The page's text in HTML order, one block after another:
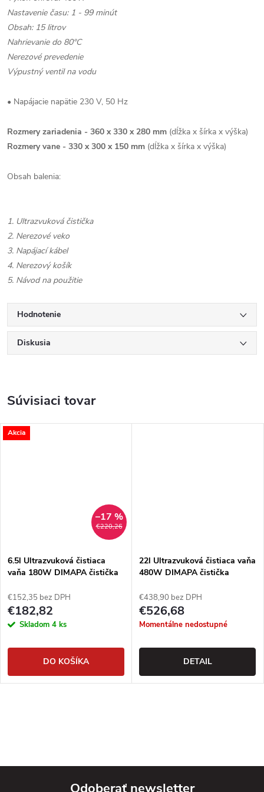
Nastavenie času: 1 - 99 minút
Obsah: 15 litrov
Nahrievanie do 80°C
Nerezové prevedenie
Výpustný ventil na vodu
• Napájacie napätie 230 V, 50 Hz
Rozmery zariadenia - 360 x 330 x 280 mm (dĺžka x šírka x výška)
Rozmery vane - 330 x 300 x 150 mm (dĺžka x šírka x výška)
Obsah balenia:
1. Ultrazvuková čistička
2. Nerezové veko
3. Napájací kábel
4. Nerezový košík
5. Návod na použitie
Hodnotenie
Diskusia
Súvisiaci tovar
Akcia
€220,26
–17 %
6.5l Ultrazvuková čistiaca
vaňa 180W DIMAPA čistička
€152,35 bez DPH
€182,82
Skladom 4 ks
DO KOŠÍKA
22l Ultrazvuková čistiaca vaňa
480W DIMAPA čistička
€438,90 bez DPH
€526,68
Momentálne nedostupné
DETAIL
Odoberať newsletter